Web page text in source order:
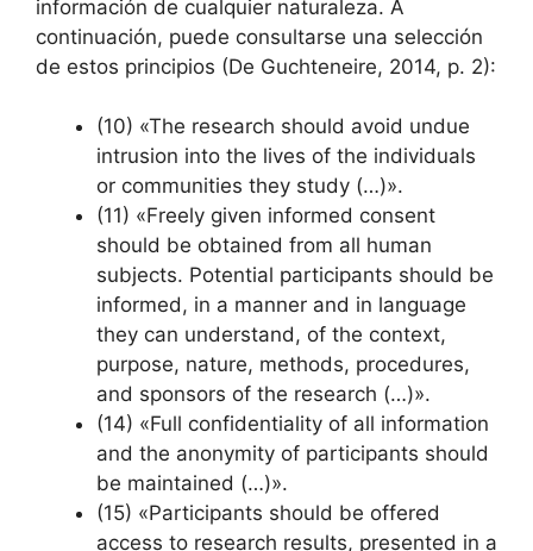
información de cualquier naturaleza. A
continuación, puede consultarse una selección
de estos principios (De Guchteneire, 2014, p. 2):
(10) «The research should avoid undue
intrusion into the lives of the individuals
or communities they study (…)».
(11) «Freely given informed consent
should be obtained from all human
subjects. Potential participants should be
informed, in a manner and in language
they can understand, of the context,
purpose, nature, methods, procedures,
and sponsors of the research (…)».
(14) «Full confidentiality of all information
and the anonymity of participants should
be maintained (…)».
(15) «Participants should be offered
access to research results, presented in a